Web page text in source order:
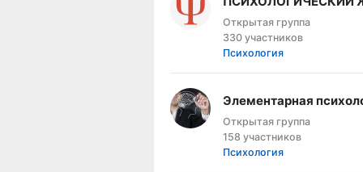
Открытая группа
330 участников
Психология
Элементарная
Открытая группа
158 участников
Психология